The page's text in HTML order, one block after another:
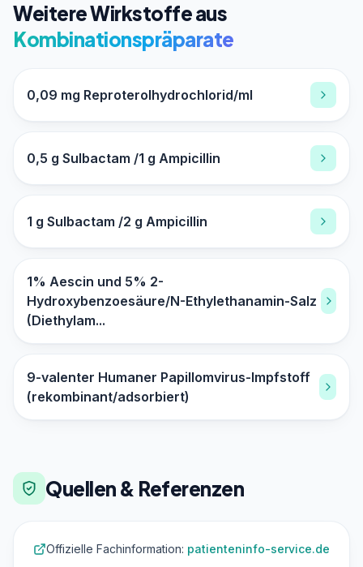
Weitere Wirkstoffe aus
Kombinationspräparate
0,09 mg Reproterolhydrochlorid/ml
0,5 g Sulbactam /1 g Ampicillin
1 g Sulbactam /2 g Ampicillin
1% Aescin und 5% 2-
Hydroxybenzoesäure/N-Ethylethanamin-Salz
(Diethylam...
9-valenter Humaner Papillomvirus-Impfstoff
(rekombinant/adsorbiert)
Quellen & Referenzen
Offizielle Fachinformation: patienteninfo-service.de